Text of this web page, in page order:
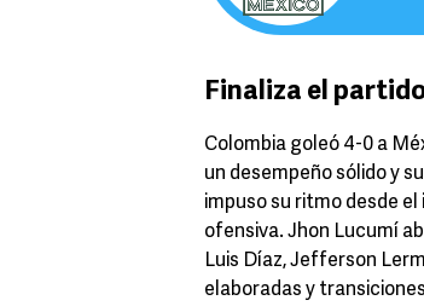
Finaliza el
Colombia goleó 4-0 a
un desempeño sólido y
impuso su ritmo desde
ofensiva. Jhon Lucumí
Luis Díaz, Jefferson
elaboradas y